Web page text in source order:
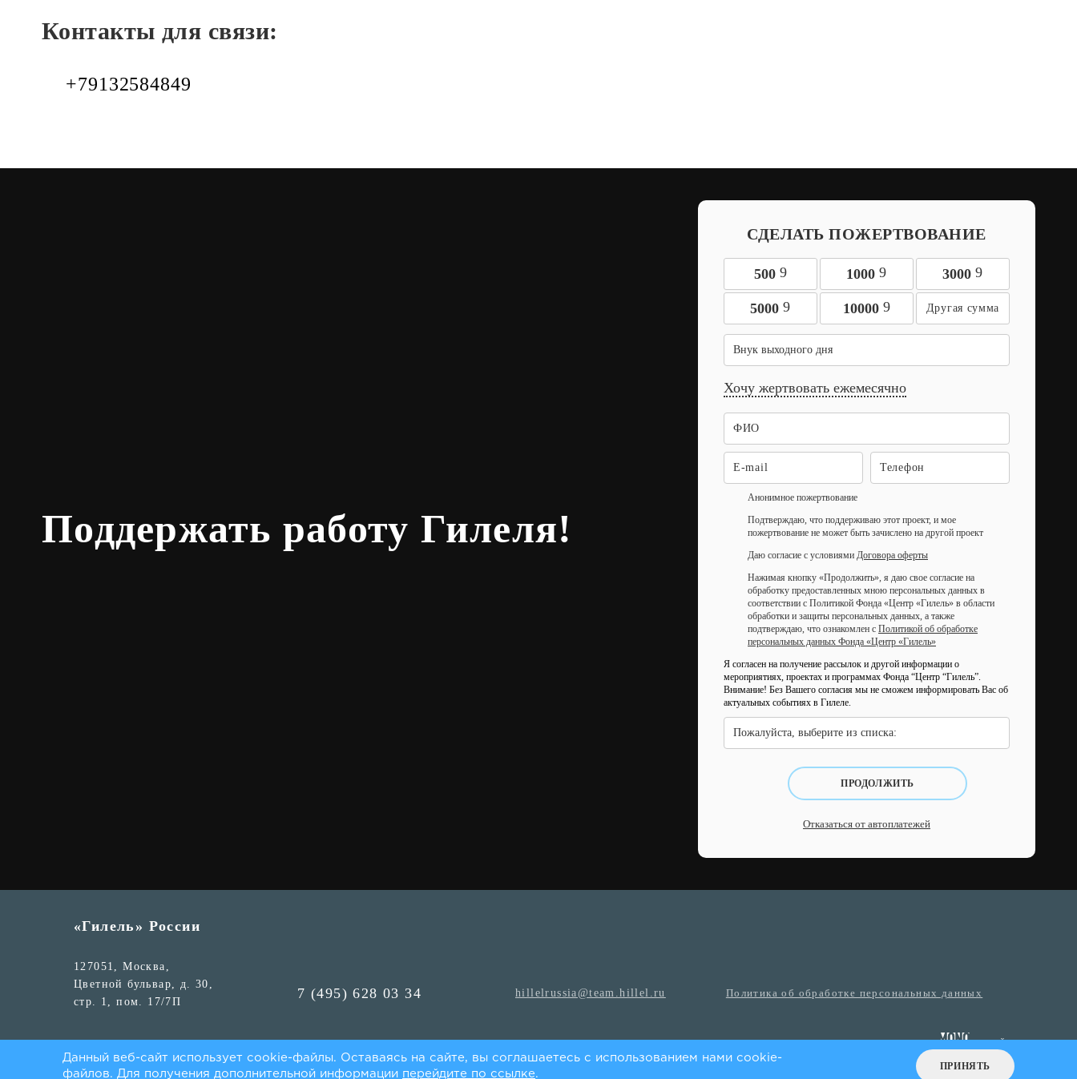
Контакты для связи:
+79132584849
Поддержать работу Гилеля!
СДЕЛАТЬ ПОЖЕРТВОВАНИЕ
500 9 10009 30009
50009 10000 9
Внук выходного дня
Хочу жертвовать ежемесячно
Анонимное пожертвование
Подтверждаю, что поддерживаю этот проект, и мое
пожертвование не может быть зачислено на другой проект
Даю согласие с условиями Договора оферты
Нажимая кнопку «Продолжить», я даю свое согласие на
обработку предоставленных мною персональных данных в
соответствии с Политикой Фонда «Центр «Гилель» в области
обработки и защиты персональных данных, а также
подтверждаю, что ознакомлен с Политикой об обработке
персональных данных Фонда «Центр «Гилель»
Я согласен на получение рассылок и другой информации о
мероприятиях, проектах и программах Фонда “Центр “Гилель”.
Внимание! Без Вашего согласия мы не сможем информировать Вас об
актуальных событиях в Гилеле.
Пожалуйста, выберите из списка:
ПРОДОЛЖИТЬ
Отказаться от автоплатежей
«Гилель» России
127051, Москва,
Цветной бульвар, д. 30,
стр. 1, пом. 17/7П
7 (495) 628 03 34 hillelrussia@team.hillel.ru Политика об обработке персональных данных
Данный веб-сайт использует cookie-файлы. Оставаясь на сайте, вы соглашаетесь с использованием нами cookie-
файлов. Для получения дополнительной информации перейдите по ссылке.
ПРИНЯТЬ